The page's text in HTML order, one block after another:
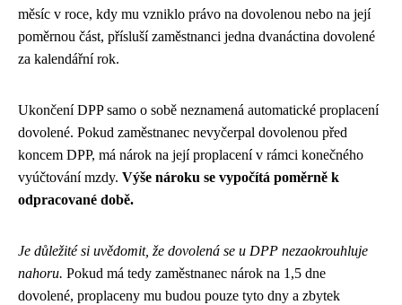
měsíc v roce, kdy mu vzniklo právo na dovolenou nebo na její
poměrnou část, přísluší zaměstnanci jedna dvanáctina dovolené
za kalendářní rok.
Ukončení DPP samo o sobě neznamená automatické proplacení
dovolené. Pokud zaměstnanec nevyčerpal dovolenou před
koncem DPP, má nárok na její proplacení v rámci konečného
vyúčtování mzdy. Výše nároku se vypočítá poměrně k
odpracované době.
Je důležité si uvědomit, že dovolená se u DPP nezaokrouhluje
nahoru. Pokud má tedy zaměstnanec nárok na 1,5 dne
dovolené, proplaceny mu budou pouze tyto dny a zbytek